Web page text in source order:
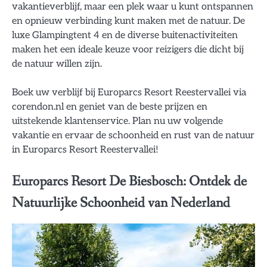
vakantieverblijf, maar een plek waar u kunt ontspannen
en opnieuw verbinding kunt maken met de natuur. De
luxe Glampingtent 4 en de diverse buitenactiviteiten
maken het een ideale keuze voor reizigers die dicht bij
de natuur willen zijn.
Boek uw verblijf bij Europarcs Resort Reestervallei via
corendon.nl en geniet van de beste prijzen en
uitstekende klantenservice. Plan nu uw volgende
vakantie en ervaar de schoonheid en rust van de natuur
in Europarcs Resort Reestervallei!
Europarcs Resort De Biesbosch: Ontdek de
Natuurlijke Schoonheid van Nederland